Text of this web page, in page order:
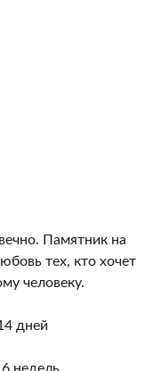
Памятник на
тех, кто хочет
человеку.
дней